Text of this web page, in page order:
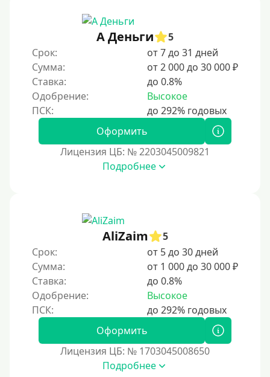
4 месяца
5 месяцев
На полгода
180 дней
5 лет
Краткосрочные
Долгосрочные
Принятие решения
За 1 минуту
А Деньги
5
Срок:
от 7 до 31 дней
Сумма:
от 2 000 до 30 000 ₽
Ставка:
до 0.8%
Одобрение:
Высокое
Оформить
Лицензия ЦБ: № 2203045009821
Подробнее
AliZaim
5
Срок:
от 5 до 30 дней
Сумма:
от 1 000 до 30 000 ₽
Ставка:
до 0.8%
Одобрение:
Высокое
Оформить
Лицензия ЦБ: № 1703045008650
Подробнее